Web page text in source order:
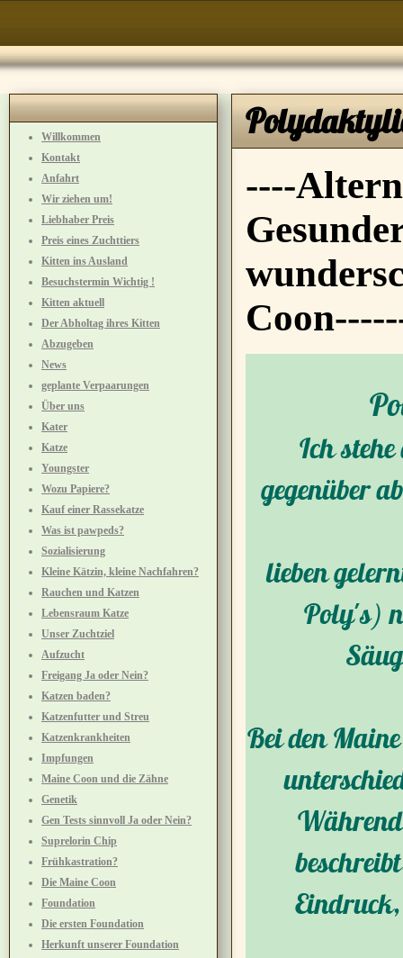
Willkommen
Kontakt
Anfahrt
Wir ziehen um!
Liebhaber Preis
Preis eines Zuchttiers
Kitten ins Ausland
Besuchstermin Wichtig !
Kitten aktuell
Der Abholtag ihres Kitten
Abzugeben
News
geplante Verpaarungen
Über uns
Kater
Katze
Youngster
Wozu Papiere?
Kauf einer Rassekatze
Was ist pawpeds?
Sozialisierung
Kleine Kätzin, kleine Nachfahren?
Rauchen und Katzen
Lebensraum Katze
Unser Zuchtziel
Aufzucht
Freigang Ja oder Nein?
Katzen baden?
Katzenfutter und Streu
Katzenkrankheiten
Impfungen
Maine Coon und die Zähne
Genetik
Gen Tests sinnvoll Ja oder Nein?
Suprelorin Chip
Frühkastration?
Die Maine Coon
Foundation
Die ersten Foundation
Herkunft unserer Foundation
----
Ich
gegenüber
lieben
Poly's)
Bei den